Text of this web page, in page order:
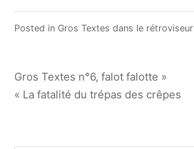
Posted in Gros Textes dans le rétroviseur
Navigation
de
Gros Textes n°6, falot falotte »
« La fatalité du trépas des crêpes